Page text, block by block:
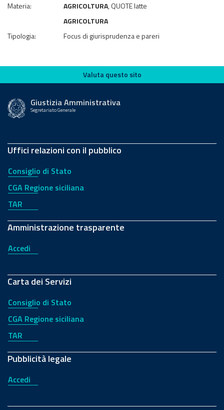
Materia: AGRICOLTURA, QUOTE latte
AGRICOLTURA
Tipologia:
Focus di giurisprudenza e pareri
Valuta questo sito
Valuta questo sito
Giustizia Amministrativa
Segretariato Generale
Uffici relazioni con il pubblico
Consiglio di Stato
CGA Regione siciliana
TAR
Amministrazione trasparente
Accedi
Carta dei Servizi
Consiglio di Stato
CGA Regione siciliana
TAR
Pubblicità legale
Accedi